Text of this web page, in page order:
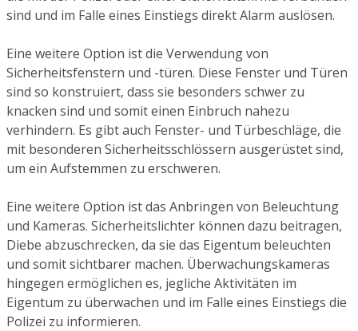
sind und im Falle eines Einstiegs direkt Alarm auslösen.
Eine weitere Option ist die Verwendung von
Sicherheitsfenstern und -türen. Diese Fenster und Türen
sind so konstruiert, dass sie besonders schwer zu
knacken sind und somit einen Einbruch nahezu
verhindern. Es gibt auch Fenster- und Türbeschläge, die
mit besonderen Sicherheitsschlössern ausgerüstet sind,
um ein Aufstemmen zu erschweren.
Eine weitere Option ist das Anbringen von Beleuchtung
und Kameras. Sicherheitslichter können dazu beitragen,
Diebe abzuschrecken, da sie das Eigentum beleuchten
und somit sichtbarer machen. Überwachungskameras
hingegen ermöglichen es, jegliche Aktivitäten im
Eigentum zu überwachen und im Falle eines Einstiegs die
Polizei zu informieren.